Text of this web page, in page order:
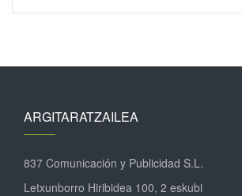
ARGITARATZAILEA
837 Comunicación y Publicidad S.L.
Letxunborro Hiribidea 100, 2 eskubi